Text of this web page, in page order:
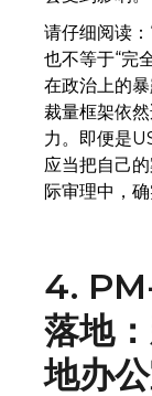
请仔细阅读：
也不等于“完
在政治上的
裁量框架依
力。即便是
应当把自己
际审理中，确
4.
落地
地办